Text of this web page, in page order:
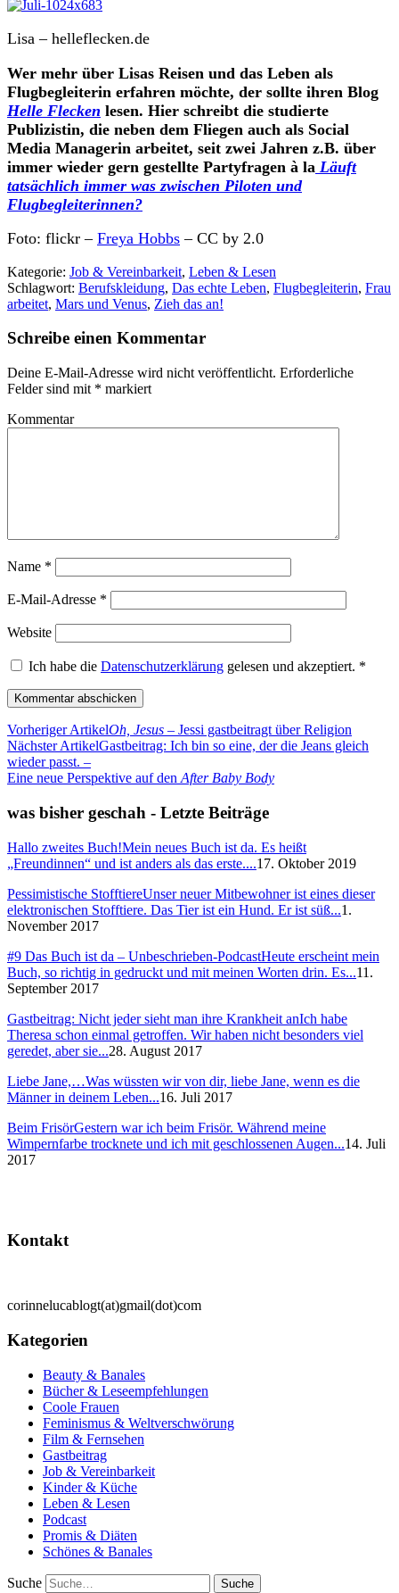
Lisa – helleflecken.de
Wer mehr über Lisas Reisen und das Leben als
Flugbegleiterin erfahren möchte, der sollte ihren Blog
Helle Flecken lesen. Hier schreibt die studierte
Publizistin, die neben dem Fliegen auch als Social
Media Managerin arbeitet, seit zwei Jahren z.B. über
immer wieder gern gestellte Partyfragen à la Läuft
tatsächlich immer was zwischen Piloten und
Flugbegleiterinnen?
Foto: flickr – Freya Hobbs – CC by 2.0
Kategorie: Job & Vereinbarkeit, Leben & Lesen
Schlagwort: Berufskleidung, Das echte Leben, Flugbegleiterin, Frau
arbeitet, Mars und Venus, Zieh das an!
Schreibe einen Kommentar
Deine E-Mail-Adresse wird nicht veröffentlicht. Erforderliche
Felder sind mit * markiert
Kommentar
Name *
E-Mail-Adresse *
Website
Ich habe die Datenschutzerklärung gelesen und akzeptiert. *
Vorheriger ArtikelOh, Jesus – Jessi gastbeitragt über Religion
Nächster ArtikelGastbeitrag: Ich bin so eine, der die Jeans gleich
wieder passt. –
Eine neue Perspektive auf den After Baby Body
was bisher geschah - Letzte Beiträge
Hallo zweites Buch!Mein neues Buch ist da. Es heißt
„Freundinnen“ und ist anders als das erste....17. Oktober 2019
Pessimistische StofftiereUnser neuer Mitbewohner ist eines dieser
elektronischen Stofftiere. Das Tier ist ein Hund. Er ist süß...1.
November 2017
#9 Das Buch ist da – Unbeschrieben-PodcastHeute erscheint mein
Buch, so richtig in gedruckt und mit meinen Worten drin. Es...11.
September 2017
Gastbeitrag: Nicht jeder sieht man ihre Krankheit anIch habe
Theresa schon einmal getroffen. Wir haben nicht besonders viel
geredet, aber sie...28. August 2017
Liebe Jane,…Was wüssten wir von dir, liebe Jane, wenn es die
Männer in deinem Leben...16. Juli 2017
Beim FrisörGestern war ich beim Frisör. Während meine
Wimpernfarbe trocknete und ich mit geschlossenen Augen...14. Juli
2017
Kontakt
corinnelucablogt(at)gmail(dot)com
Kategorien
Beauty & Banales
Bücher & Leseempfehlungen
Coole Frauen
Feminismus & Weltverschwörung
Film & Fernsehen
Gastbeitrag
Job & Vereinbarkeit
Kinder & Küche
Leben & Lesen
Podcast
Promis & Diäten
Schönes & Banales
Suche